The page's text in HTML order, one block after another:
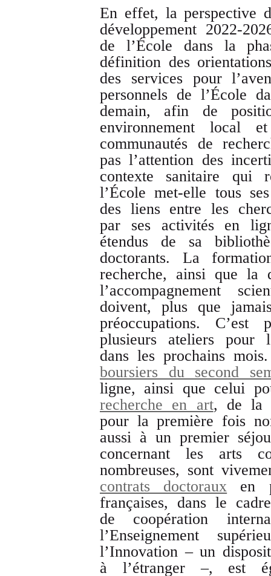
En effet, la perspective
développement 2022-
de l’École dans la
définition des
des services pour
personnels de l’École
demain, afin de
environnement local
communautés de
pas l’attention des
contexte sanitaire qui
l’École met-elle tous
des liens entre les
par ses activités en
étendus de sa
doctorants. La
recherche, ainsi que la
l’accompagnement
doivent, plus que
préoccupations. C’est
plusieurs ateliers pour
dans les prochains
boursiers du second
ligne, ainsi que celui
recherche en art, de la
pour la première fois
aussi à un premier
concernant les arts
nombreuses, sont
contrats doctoraux en
françaises, dans le
de coopération
l’Enseignement
l’Innovation – un
à l’étranger –, est